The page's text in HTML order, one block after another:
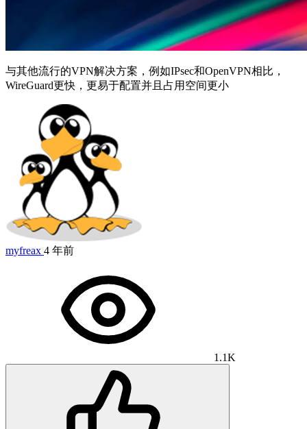
与其他流行的VPN解决方案，例如IPsec和OpenVPN相比，
WireGuard更快，更易于配置并且占用空间更小
myfreax 4 年前
1.1K